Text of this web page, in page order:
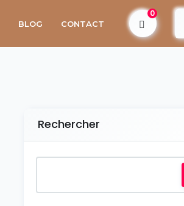
BLOG CONTACT
0
Rechercher